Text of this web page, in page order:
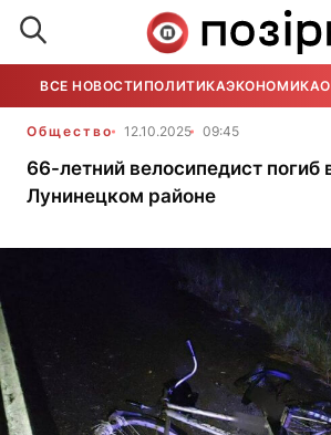
ВСЕ НОВОСТИ ПОЛИТИКАЭКОНОМИКА
Общество 12.10.2025 09:45
66-летний велосипедист погиб
Лунинецком районе